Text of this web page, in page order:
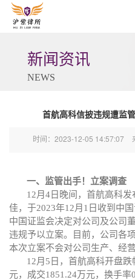
新闻资讯
NEWS
首航高科信披违规遭监
时间：2023-12-05 14:57:07
一、监管出手！立案调查
12月4日晚间， 首航高科发
佳，于2023年12月1日收到中
中国证监会决定对公司及公司
违规予以立案。目前，公司各
本次立案不会对公司生产、经
12月5日，首航高科开盘
元，成交1851.24万元，换手率